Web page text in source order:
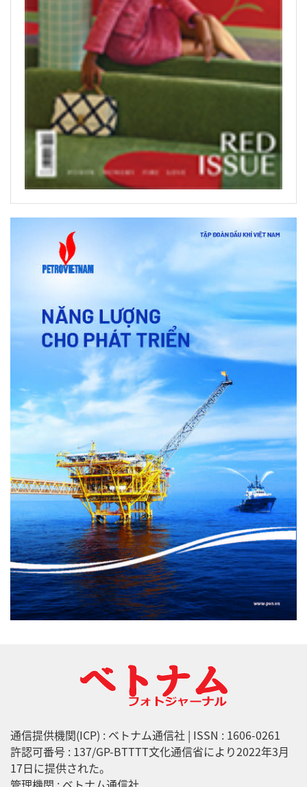
通信提供機関(ICP) : ベトナム通信社 | ISSN : 1606-0261
許認可番号 : 137/GP-BTTTT文化通信省により2022年3月
17日に提供された。